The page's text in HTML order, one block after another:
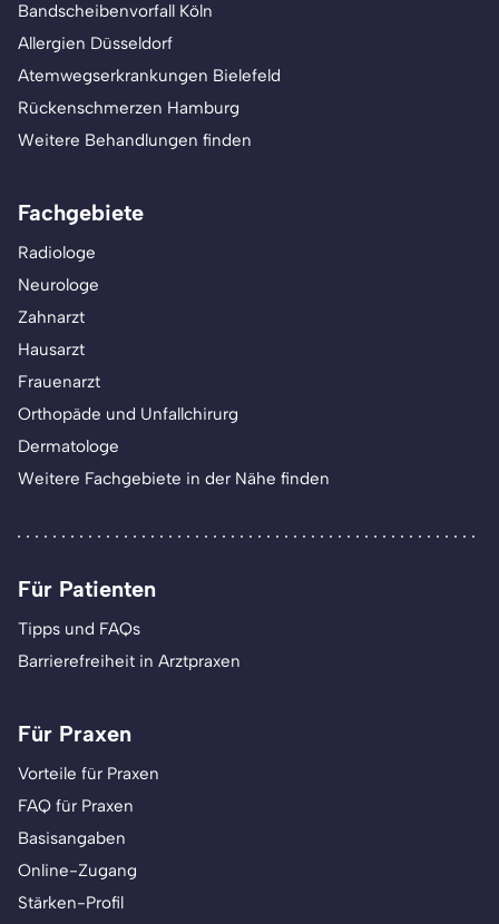
Bandscheibenvorfall Köln
Allergien Düsseldorf
Atemwegserkrankungen Bielefeld
Rückenschmerzen Hamburg
Weitere Behandlungen finden
Fachgebiete
Radiologe
Neurologe
Zahnarzt
Hausarzt
Frauenarzt
Orthopäde und Unfallchirurg
Dermatologe
Weitere Fachgebiete in der Nähe finden
Für Patienten
Tipps und FAQs
Barrierefreiheit in Arztpraxen
Für Praxen
Vorteile für Praxen
FAQ für Praxen
Basisangaben
Online-Zugang
Stärken-Profil